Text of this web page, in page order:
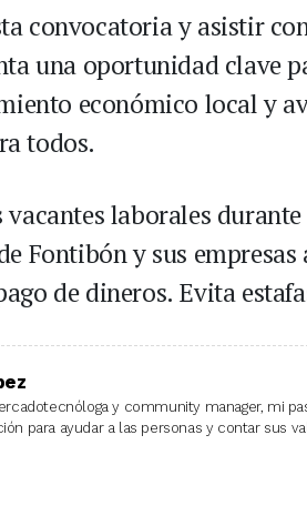
convocatoria y asistir
una oportunidad clave
económico local y
todos.
vacantes laborales
Fontibón y sus empresas
de dineros. Evita
y community manager, mi
para ayudar a las personas y contar sus